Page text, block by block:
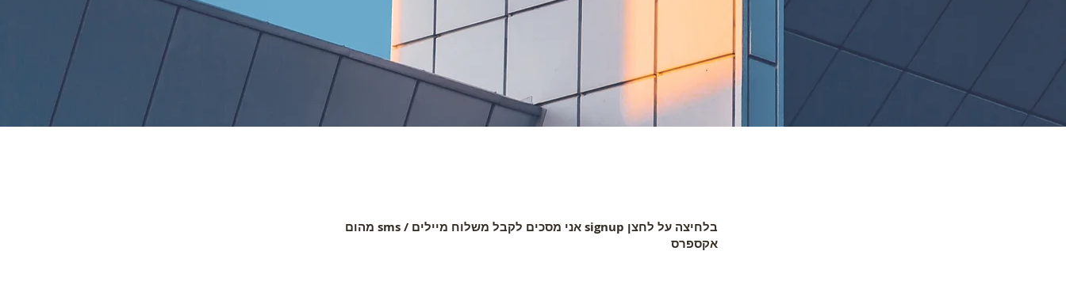
בלחיצה על לחצן signup אני מסכים לקבל משלוח מיילים / sms מהום
אקספרס